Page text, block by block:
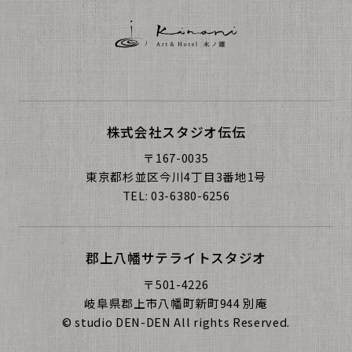
株式会社スタジオ伝伝
〒167-0035
東京都杉並区今川4丁⽬3番地1号
TEL: 03-6380-6256
郡上⼋幡サテライトスタジオ
〒501-4226
岐⾩県郡上市⼋幡町新町944 別庵
© studio DEN-DEN All rights Reserved.